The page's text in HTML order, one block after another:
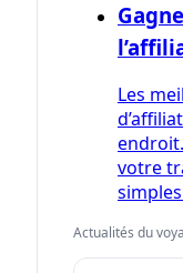
Les
votre
Actualités du